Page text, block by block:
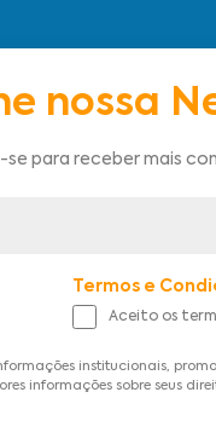
nossa
se para receber mais
Termos e
Aceito os
institucionais,
informações sobre seus